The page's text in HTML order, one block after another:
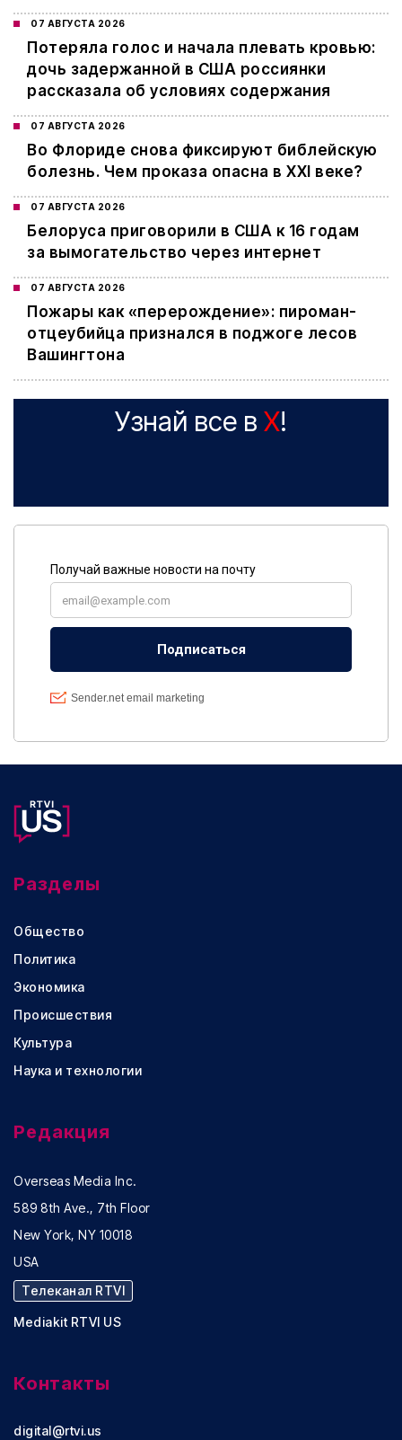
07 АВГУСТА 2026
Потеряла голос и начала плевать кровью:
дочь задержанной в США россиянки
рассказала об условиях содержания
07 АВГУСТА 2026
Во Флориде снова фиксируют библейскую
болезнь. Чем проказа опасна в XXI веке?
07 АВГУСТА 2026
Белоруса приговорили в США к 16 годам
за вымогательство через интернет
07 АВГУСТА 2026
Пожары как «перерождение»: пироман-
отцеубийца признался в поджоге лесов
Вашингтона
Узнай все в X!
Разделы
Общество
Политика
Экономика
Происшествия
Культура
Наука и технологии
Редакция
Overseas Media Inc.
589 8th Ave., 7th Floor
New York, NY 10018
USA
Телеканал RTVI
Mediakit RTVI US
Контакты
digital@rtvi.us